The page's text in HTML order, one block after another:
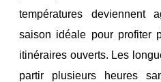
températures deviennent
saison idéale pour profiter
itinéraires ouverts. Les
partir plusieurs heures